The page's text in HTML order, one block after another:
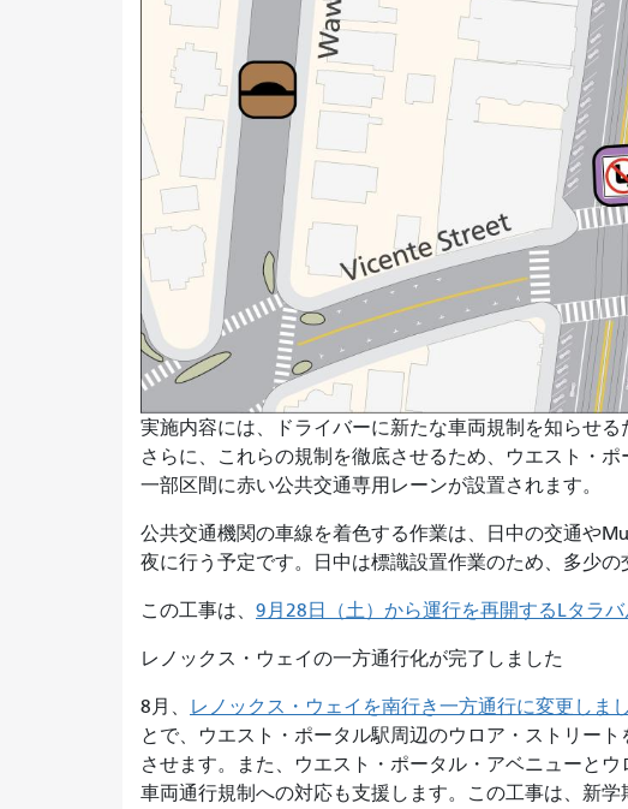
実施内容には、ドライバーに新たな車両規制を知らせる
さらに、これらの規制を徹底させるため、ウエスト・
一部区間に赤い公共交通専用レーンが設置されます。
公共交通機関の車線を着色する作業は、日中の交通や
夜に行う予定です。日中は標識設置作業のため、多少
この工事は、 9月28日（土）から運行を再開するLタラ
レノックス・ウェイの一方通行化が完了しました
8月、 レノックス・ウェイを南行き一方通行に変更しま
とで、ウエスト・ポータル駅周辺のウロア・ストリー
させます。また、ウエスト・ポータル・アベニューと
車両通行規制への対応も支援します。この工事は、新